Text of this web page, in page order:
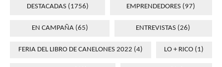
DESTACADAS(1756) EMPRENDEDORES (97)
EN CAMPAÑA(65) ENTREVISTAS (26)
FERIA DEL LIBRO DE CANELONES 2022 (4) LO + RICO (1)